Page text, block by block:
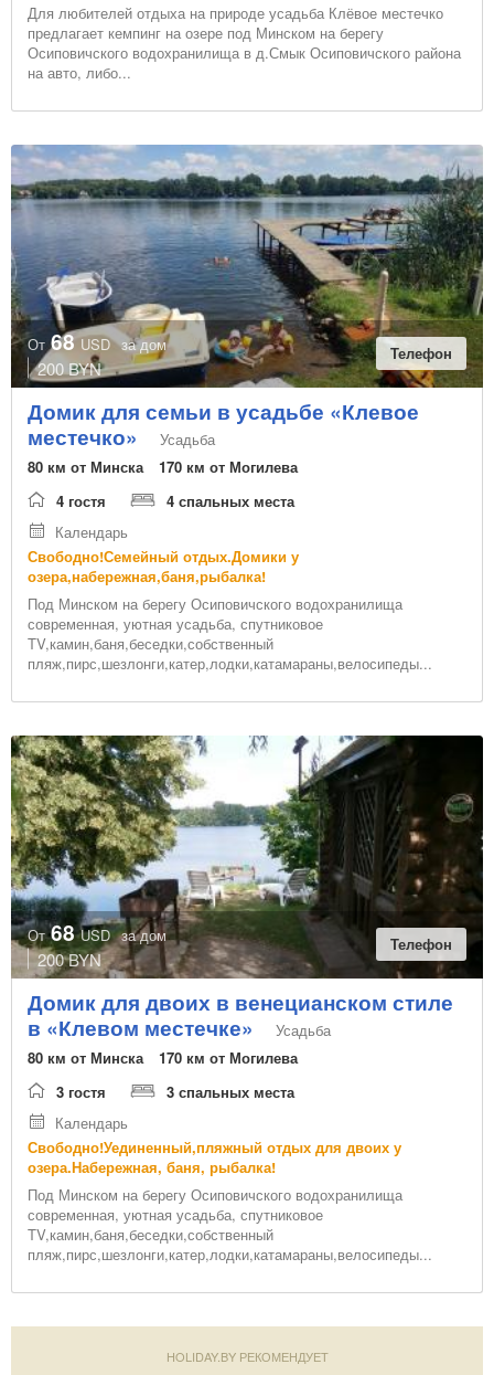
Для любителей отдыха на природе усадьба Клёвое местечко
предлагает кемпинг на озере под Минском на берегу
Осиповичского водохранилища в д.Смык Осиповичского района
на авто, либо...
От 68USD за дом
200 BYN
Телефон
Домик для семьи в усадьбе «Клевое
местечко»
Усадьба
80 км от Минска
170 км от Могилева
4 гостя
4 спальных места
Календарь
Свободно!Семейный отдых.Домики у
озера,набережная,баня,рыбалка!
Под Минском на берегу Осиповичского водохранилища
современная, уютная усадьба, спутниковое
TV,камин,баня,беседки,собственный
пляж,пирс,шезлонги,катер,лодки,катамараны,велосипеды...
От 68USD за дом
200 BYN
Телефон
Домик для двоих в венецианском стиле
в «Клевом местечке»
Усадьба
80 км от Минска
170 км от Могилева
3 гостя
3 спальных места
Календарь
Свободно!Уединенный,пляжный отдых для двоих у
озера.Набережная, баня, рыбалка!
Под Минском на берегу Осиповичского водохранилища
современная, уютная усадьба, спутниковое
TV,камин,баня,беседки,собственный
пляж,пирс,шезлонги,катер,лодки,катамараны,велосипеды...
HOLIDAY.BY РЕКОМЕНДУЕТ